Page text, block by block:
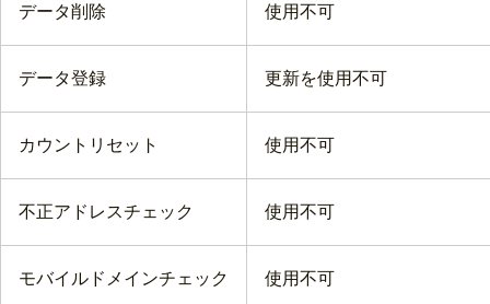
データ削除 使用不可
データ登録 更新を使用不可
カウントリセット 使用不可
不正アドレスチェック 使用不可
モバイルドメインチェック 使用不可